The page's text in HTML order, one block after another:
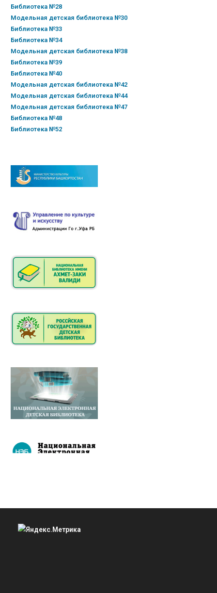
Библиотека №28
Модельная детская библиотека №30
Библиотека №33
Библиотека №34
Модельная детская библиотека №38
Библиотека №39
Библиотека №40
Модельная детская библиотека №42
Модельная детская библиотека №44
Модельная детская библиотека №47
Библиотека №48
Библиотека №52